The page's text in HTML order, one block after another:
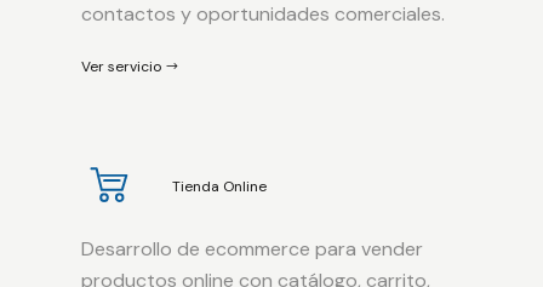
contactos y oportunidades comerciales.
Ver servicio
Tienda Online
Desarrollo de ecommerce para vender
productos online con catálogo, carrito,